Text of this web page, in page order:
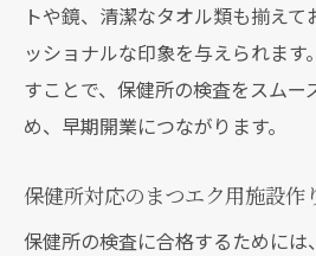
トや鏡、清潔なタオル類も揃えて
ッショナルな印象を与えられま
すことで、保健所の検査をスムー
め、早期開業につながります。
保健所対応のまつエク用施設作
保健所の検査に合格するために